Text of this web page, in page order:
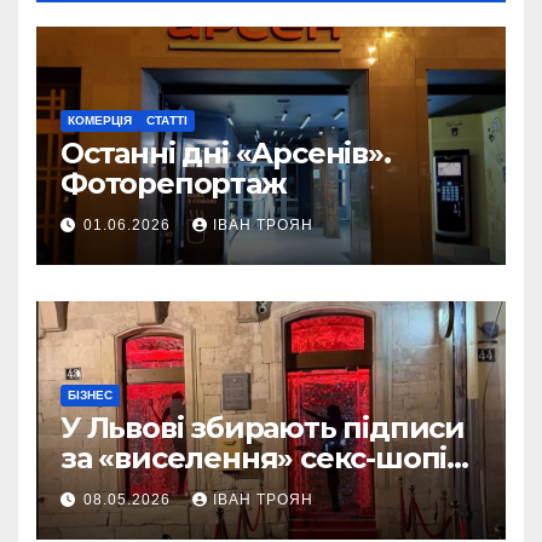
КОМЕРЦІЯ СТАТТІ
Останні дні «Арсенів».
Фоторепортаж
01.06.2026 ІВАН ТРОЯН
БІЗНЕС
У Львові збирають підписи
за «виселення» секс-шопів
із центру міста
08.05.2026 ІВАН ТРОЯН